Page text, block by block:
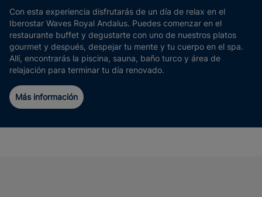
Con esta experiencia disfrutarás de un día de relax en el
Iberostar Waves Royal Andalus. Puedes comenzar en el
restaurante buffet y degustarte con uno de nuestros platos
gourmet y después, despejar tu mente y tu cuerpo en el spa.
Allí, encontrarás la piscina, sauna, baño turco y área de
relajación para terminar tu día renovado.
Más información